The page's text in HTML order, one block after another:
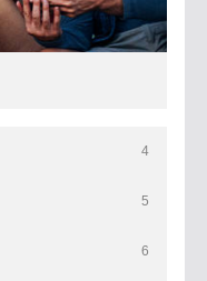
4
5
6